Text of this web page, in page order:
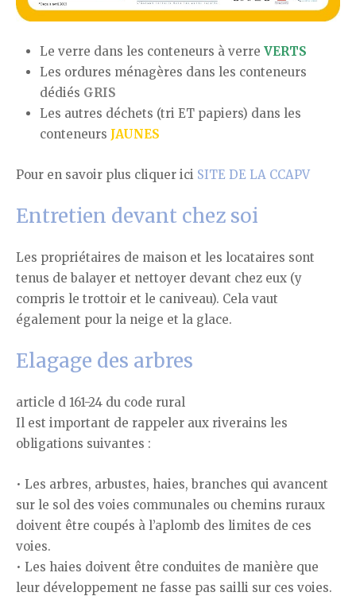
Le verre dans les conteneurs à verre VERTS
Les ordures ménagères dans les conteneurs
dédiés GRIS
Les autres déchets (tri ET papiers) dans les
conteneurs JAUNES
Pour en savoir plus cliquer ici SITE DE LA CCAPV
Entretien devant chez soi
Les propriétaires de maison et les locataires sont
tenus de balayer et nettoyer devant chez eux (y
compris le trottoir et le caniveau). Cela vaut
également pour la neige et la glace.
Elagage des arbres
article d 161-24 du code rural
Il est important de rappeler aux riverains les
obligations suivantes :
• Les arbres, arbustes, haies, branches qui avancent
sur le sol des voies communales ou chemins ruraux
doivent être coupés à l’aplomb des limites de ces
voies.
• Les haies doivent être conduites de manière que
leur développement ne fasse pas sailli sur ces voies.